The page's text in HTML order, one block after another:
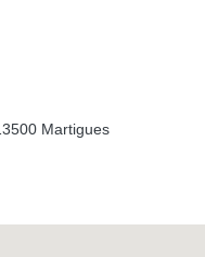
Martigues